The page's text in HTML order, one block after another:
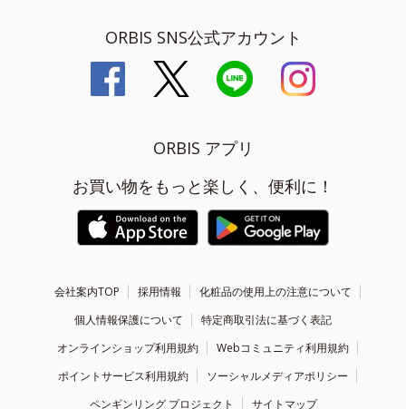
ORBIS SNS公式アカウント
ORBIS アプリ
お買い物をもっと楽しく、便利に！
会社案内TOP 採用情報
化粧品の使用上の注意について
個人情報保護について
特定商取引法に基づく表記
オンラインショップ利用規約
Webコミュニティ利用規約
ポイントサービス利用規約
ソーシャルメディアポリシー
ペンギンリング プロジェクト
サイトマップ